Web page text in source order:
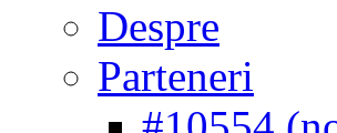
Despre
Parteneri